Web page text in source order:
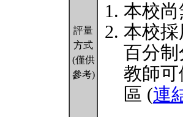
評量
方式
(僅供
參考)
本校
本校
百分
教師
區 (連